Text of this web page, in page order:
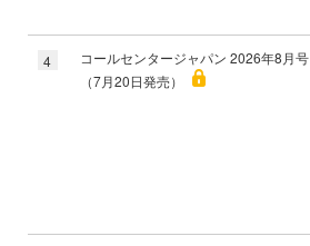
4
コールセンタージャパン 2026年8月号
（7月20日発売）